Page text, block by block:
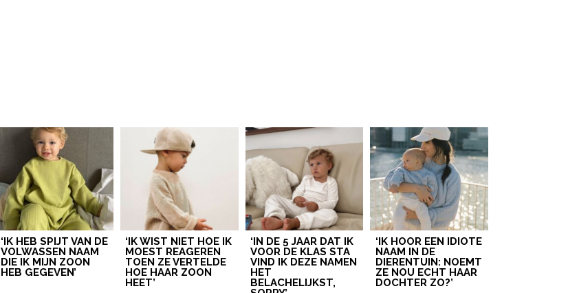
‘IK HEB SPIJT VAN DE
VOLWASSEN NAAM
DIE IK MIJN ZOON
HEB GEGEVEN’
‘IK WIST NIET HOE IK
MOEST REAGEREN
TOEN ZE VERTELDE
HOE HAAR ZOON
HEET’
‘IN DE 5 JAAR DAT IK
VOOR DE KLAS STA
VIND IK DEZE NAMEN
HET
BELACHELIJKST,
‘IK HOOR EEN IDIOTE
NAAM IN DE
DIERENTUIN: NOEMT
ZE NOU ECHT HAAR
DOCHTER ZO?’